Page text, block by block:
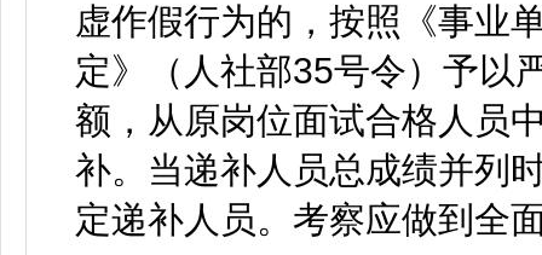
虚作假行为的，按照《事业
定》（人社部35号令）予以
额，从原岗位面试合格人员
补。当递补人员总成绩并列
定递补人员。考察应做到全